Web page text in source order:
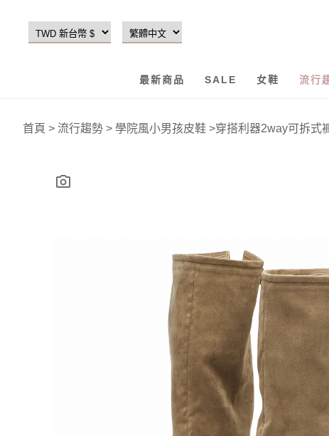
最新商品 SALE 女鞋 流行
首頁 > 流行趨勢 > 學院風小男孩皮鞋 >穿搭利器2way可拆式